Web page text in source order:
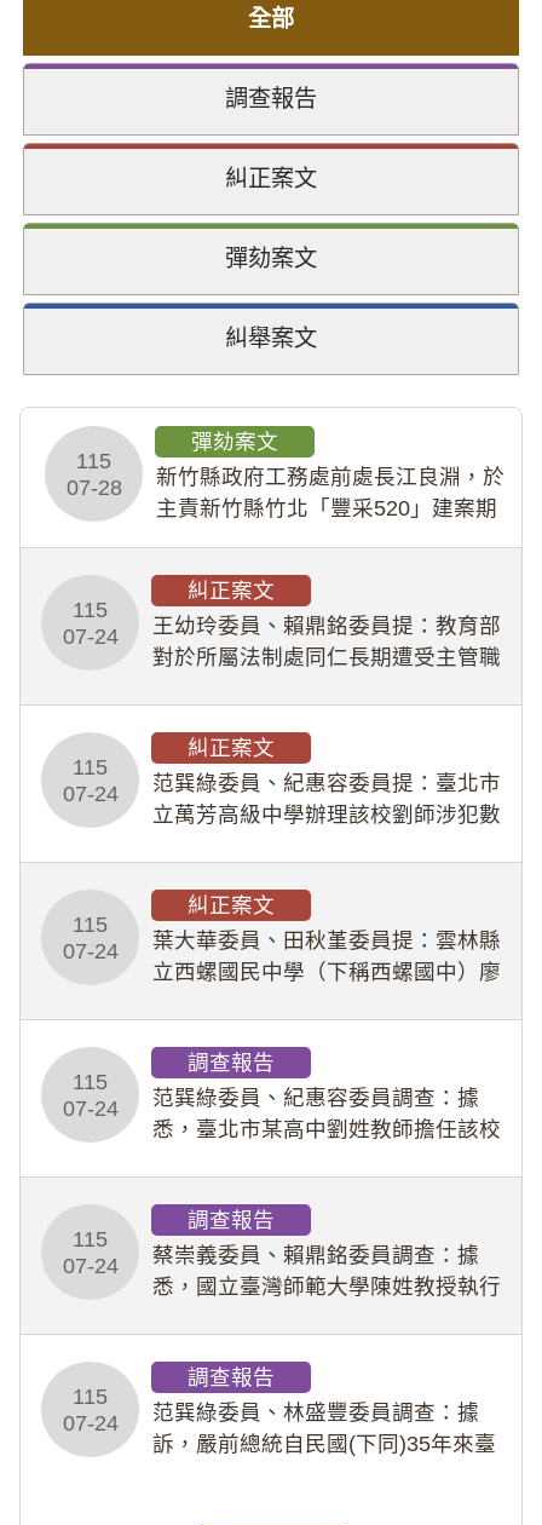
全部
調查報告
糾正案文
彈劾案文
糾舉案文
115
07-28
彈劾案文
新竹縣政府工務處前處長江良淵，於
主責新竹縣竹北「豐采520」建案期
幣1,483萬餘元，並長期收受建商餽
贈；復罔顧公共安全，圖利默許建商
於停工期間
115
07-24
糾正案文
王幼玲委員、賴鼎銘委員提：教育部
對於所屬法制處同仁長期遭受主管職
人員保障法」及「職業安全衛生法」
所定維護公務人員
115
07-24
糾正案文
范巽綠委員、紀惠容委員提：臺北市
立萬芳高級中學辦理該校劉師涉犯數
業把關與糾錯功能，不僅首份調查報
告漏未審酌師生不
115
07-24
糾正案文
葉大華委員、田秋堇委員提：雲林縣
立西螺國民中學（下稱西螺國中）廖
教羽球隊學生等行為，歷經該校校園
事件處理會議（下
115
07-24
調查報告
范巽綠委員、紀惠容委員調查：據
悉，臺北市某高中劉姓教師擔任該校
行拍攝特定樣態性影像並以手機傳送
劉師。該生因畏懼成
115
07-24
調查報告
蔡崇義委員、賴鼎銘委員調查：據
悉，國立臺灣師範大學陳姓教授執行
術倫理等情案調查報告。(115教調
31)
115
07-24
調查報告
范巽綠委員、林盛豐委員調查：據
訴，嚴前總統自民國(下同)35年來臺